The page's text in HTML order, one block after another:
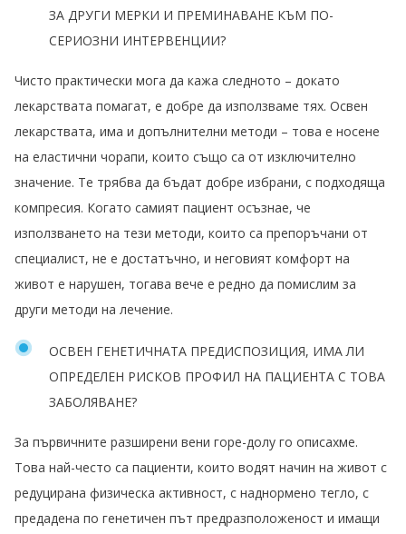
ЗА ДРУГИ МЕРКИ И ПРЕМИНАВАНЕ КЪМ ПО-
СЕРИОЗНИ ИНТЕРВЕНЦИИ?
Чисто практически мога да кажа следното – докато
лекарствата помагат, е добре да използваме тях. Освен
лекарствата, има и допълнителни методи – това е носене
на еластични чорапи, които също са от изключително
значение. Те трябва да бъдат добре избрани, с подходяща
компресия. Когато самият пациент осъзнае, че
използването на тези методи, които са препоръчани от
специалист, не е достатъчно, и неговият комфорт на
живот е нарушен, тогава вече е редно да помислим за
други методи на лечение.
ОСВЕН ГЕНЕТИЧНАТА ПРЕДИСПОЗИЦИЯ, ИМА ЛИ
ОПРЕДЕЛЕН РИСКОВ ПРОФИЛ НА ПАЦИЕНТА С ТОВА
ЗАБОЛЯВАНЕ?
За първичните разширени вени горе-долу го описахме.
Това най-често са пациенти, които водят начин на живот с
редуцирана физическа активност, с наднормено тегло, с
предадена по генетичен път предразположеност и имащи